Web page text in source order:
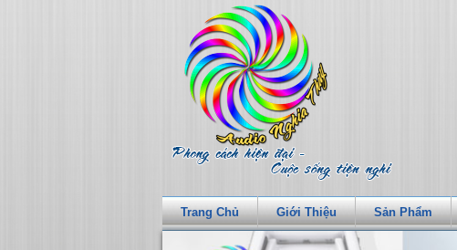
Trang Chủ Giới Thiệu Sản Phẩm